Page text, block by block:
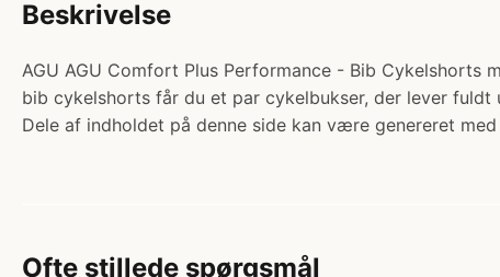
Beskrivelse
AGU AGU Comfort Plus Performance - Bib Cykelshorts
bib cykelshorts får du et par cykelbukser, der lever
Dele af indholdet på denne side kan være genereret
Ofte stillede spørgsmål